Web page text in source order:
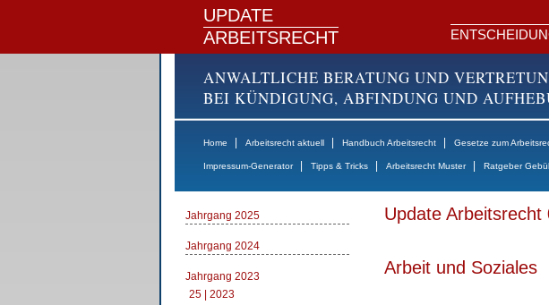
UPDATE
ARBEITSRECHT
ANWALTLICHE BERATUNG UND
BEI KÜNDIGUNG, ABFINDUNG UND
Home Arbeitsrecht aktuell Handbuch Arbeitsrecht Gesetze zum
Impressum-Generator Tipps & Tricks Arbeitsrecht Muster Ratgeber
Jahrgang 2025
Jahrgang 2024
Jahrgang 2023
25 | 2023
Update
Arbeit und Soziales